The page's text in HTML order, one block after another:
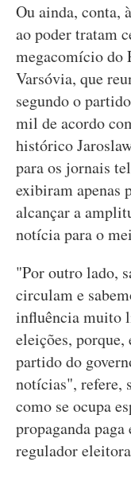
Ou ainda, conta,
ao poder tratam
megacomício do
Varsóvia, que
segundo o
mil de acordo
histórico
para os jornais
exibiram apenas
alcançar a
notícia para o
"Por outro lado,
circulam e
influência muito
eleições, porque,
partido do
notícias", refere,
como se ocupa
propaganda
regulador